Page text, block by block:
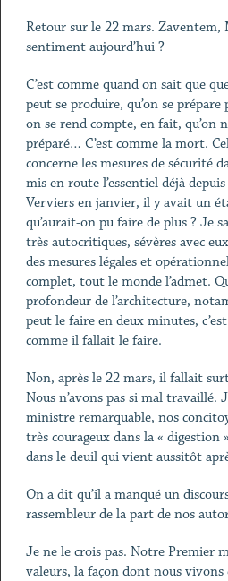
Retour sur le 22 mars.
sentiment aujourd’hui ?
C’est comme quand on sait que
peut se produire, qu’on se
on se rend compte, en fait, qu’on
préparé… C’est comme la mort.
concerne les mesures de sécurité
mis en route l’essentiel déjà
Verviers en janvier, il y avait un
qu’aurait-on pu faire de plus ? Je
très autocritiques, sévères avec
des mesures légales et
complet, tout le monde l’admet.
profondeur de l’architecture,
peut le faire en deux minutes,
comme il fallait le faire.
Non, après le 22 mars, il fallait
Nous n’avons pas si mal travaillé.
ministre remarquable, nos
très courageux dans la « digestion
dans le deuil qui vient aussitôt
On a dit qu’il a manqué un
rassembleur de la part de nos
Je ne le crois pas. Notre Premier
valeurs, la façon dont nous vivons